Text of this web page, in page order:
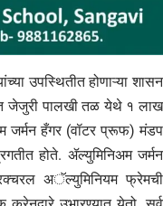
उपस्थितीत होणाऱ्या शासन
जेजुरी पालखी तळ येथे १ लाख
जर्मन हँगर (वॉटर प्रूफ) मंडप
होते. ॲल्युमिनिअम जर्मन
अॅल्युमिनियम फ्रेमची